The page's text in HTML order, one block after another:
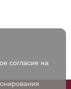
согласие на